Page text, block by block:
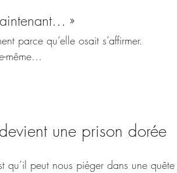
»
parce qu’elle osait s’affirmer.
même…
une prison dorée
qu’il peut nous piéger dans une quête